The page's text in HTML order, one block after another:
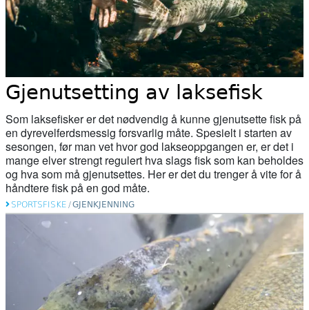
Gjenutsetting av laksefisk
Som laksefisker er det nødvendig å kunne gjenutsette fisk på
en dyrevelferdsmessig forsvarlig måte. Spesielt i starten av
sesongen, før man vet hvor god lakseoppgangen er, er det i
mange elver strengt regulert hva slags fisk som kan beholdes
og hva som må gjenutsettes. Her er det du trenger å vite for å
håndtere fisk på en god måte.
SPORTSFISKE /GJENKJENNING